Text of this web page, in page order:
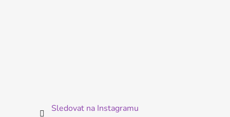
Sledovat na Instagramu